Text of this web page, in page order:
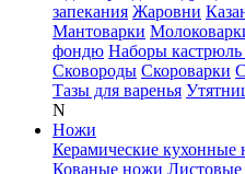
запекания Жаровни
Мантоварки
фондю Наборы кастрюль
Сковороды Скороварки
Тазы для варенья
N
Ножи
Керамические кухонные
Кованые ножи